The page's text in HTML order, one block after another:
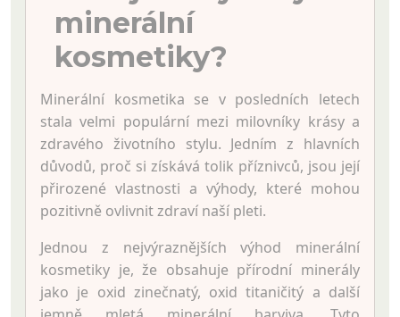
minerální
kosmetiky?
Minerální kosmetika se v posledních letech
stala velmi populární mezi milovníky krásy a
zdravého životního stylu. Jedním z hlavních
důvodů, proč si získává tolik příznivců, jsou její
přirozené vlastnosti a výhody, které mohou
pozitivně ovlivnit zdraví naší pleti.
Jednou z nejvýraznějších výhod minerální
kosmetiky je, že obsahuje přírodní minerály
jako je oxid zinečnatý, oxid titaničitý a další